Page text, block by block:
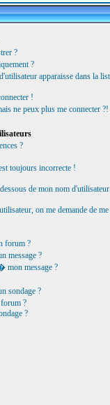
?
?
apparaisse dans la
!
ne peux plus me connecter ?!
?
toujours incorrecte !
de mon nom d'utilisateur
on me demande de
forum ?
message ?
mon message ?
sondage ?
?
?